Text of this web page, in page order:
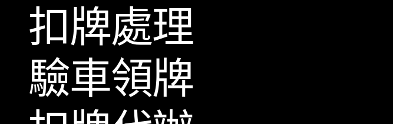
扣牌處理
驗車領牌